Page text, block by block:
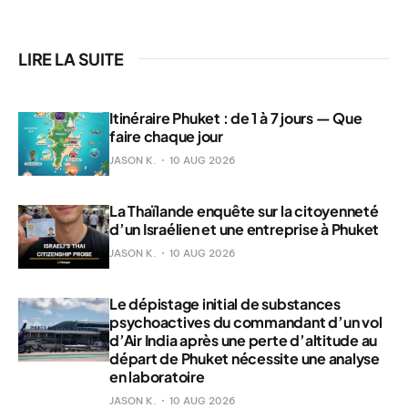
LIRE LA SUITE
Itinéraire Phuket : de 1 à 7 jours — Que
faire chaque jour
JASON K. 10 AUG 2026
La Thaïlande enquête sur la citoyenneté
d’un Israélien et une entreprise à Phuket
JASON K. 10 AUG 2026
Le dépistage initial de substances
psychoactives du commandant d’un vol
d’Air India après une perte d’altitude au
départ de Phuket nécessite une analyse
en laboratoire
JASON K. 10 AUG 2026